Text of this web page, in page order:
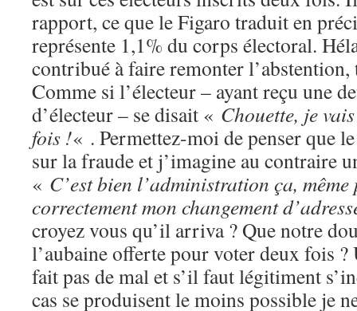
rapport, ce que le Figaro traduit en
représente 1,1% du corps électoral.
contribué à faire remonter
Comme si l’électeur – ayant reçu une
d’électeur – se disait « Chouette, je
fois !« . Permettez-moi de penser que
sur la fraude et j’imagine au contraire
« C’est bien l’administration ça,
correctement mon changement
croyez vous qu’il arriva ? Que notre
l’aubaine offerte pour voter deux fois ?
fait pas de mal et s’il faut légitiment
cas se produisent le moins possible je